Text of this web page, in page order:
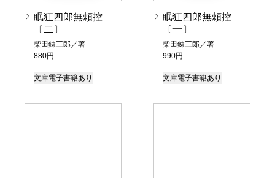
眠狂四郎無頼控
〔二〕
柴田錬三郎／著
880円
文庫電子書籍あり
眠狂四郎無頼控
〔一〕
柴田錬三郎／著
990円
文庫電子書籍あり